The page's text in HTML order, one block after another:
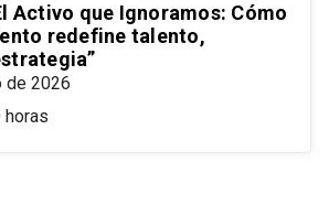
Activo que Ignoramos: Cómo
redefine talento,
de 2026
horas